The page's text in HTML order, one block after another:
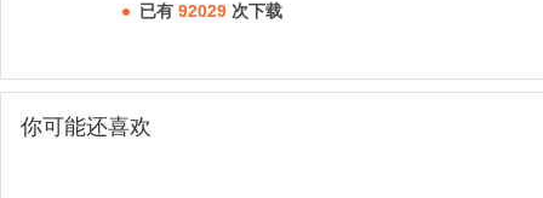
已有 92029 次下载
你可能还喜欢